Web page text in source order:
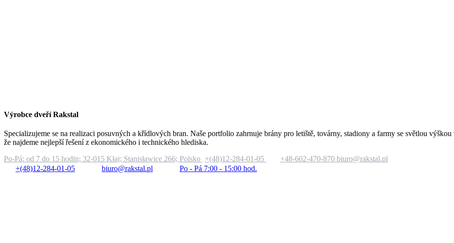
Výrobce dveří Rakstal
Specializujeme se na realizaci posuvných a křídlových bran. Naše portfolio zahrnuje brány pro letiště, továrny, stadiony a farmy se světlou
že najdeme nejlepší řešení z ekonomického i technického hlediska.
Po-Pá: od 7 do 15 hodin; 32-015 Kłaj; Stanisławice 266; Polsko +(48)12-284-01-05 +48-602-470-870 biuro@rakstal.pl
+(48)12-284-01-05
biuro@rakstal.pl Po - Pá 7:00 - 15:00 hod.